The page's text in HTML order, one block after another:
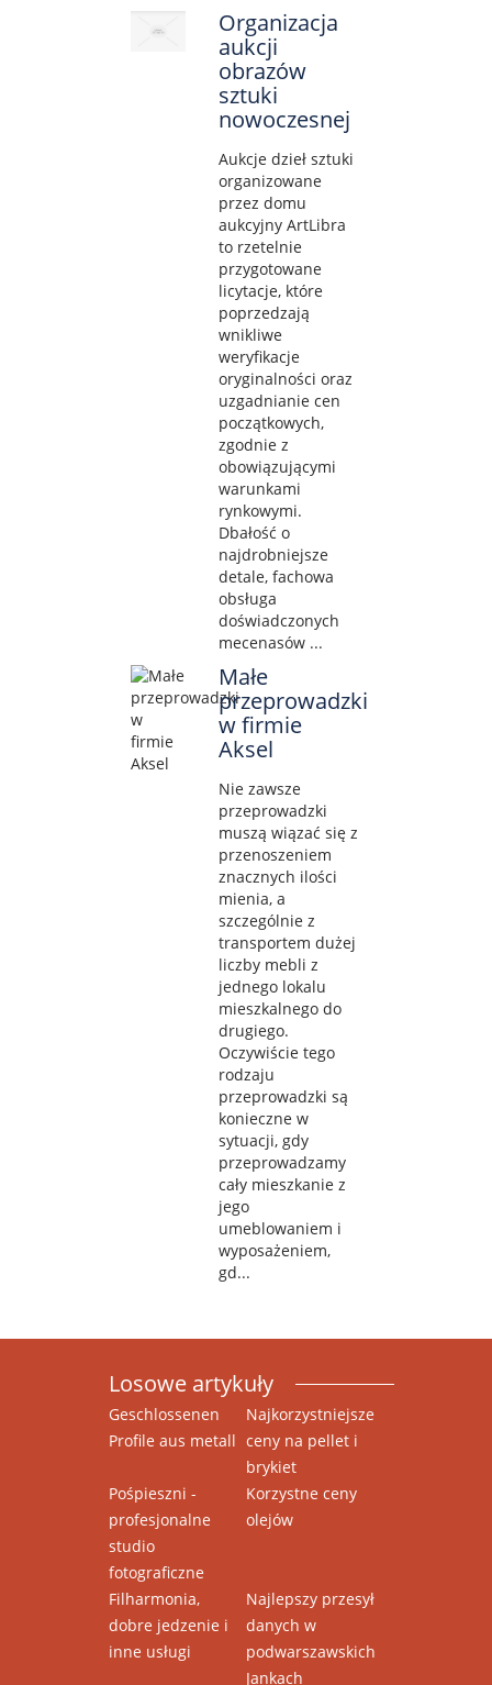
Organizacja
aukcji
obrazów
sztuki
nowoczesnej
Aukcje dzieł sztuki
organizowane
przez domu
aukcyjny ArtLibra
to rzetelnie
przygotowane
licytacje, które
poprzedzają
wnikliwe
weryfikacje
oryginalności oraz
uzgadnianie cen
początkowych,
zgodnie z
obowiązującymi
warunkami
rynkowymi.
Dbałość o
najdrobniejsze
detale, fachowa
obsługa
doświadczonych
mecenasów ...
Małe
przeprowadzki
w firmie
Aksel
Nie zawsze
przeprowadzki
muszą wiązać się z
przenoszeniem
znacznych ilości
mienia, a
szczególnie z
transportem dużej
liczby mebli z
jednego lokalu
mieszkalnego do
drugiego.
Oczywiście tego
rodzaju
przeprowadzki są
konieczne w
sytuacji, gdy
przeprowadzamy
cały mieszkanie z
jego
umeblowaniem i
wyposażeniem,
gd...
Losowe artykuły
Geschlossenen
Profile aus metall
Najkorzystniejsze
ceny na pellet i
brykiet
Pośpieszni -
profesjonalne
studio
fotograficzne
Korzystne ceny
olejów
Filharmonia,
dobre jedzenie i
inne usługi
Najlepszy przesył
danych w
podwarszawskich
Jankach